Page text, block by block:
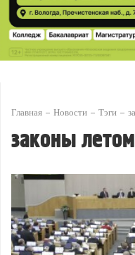
Главная Новости Тэги
законы летом